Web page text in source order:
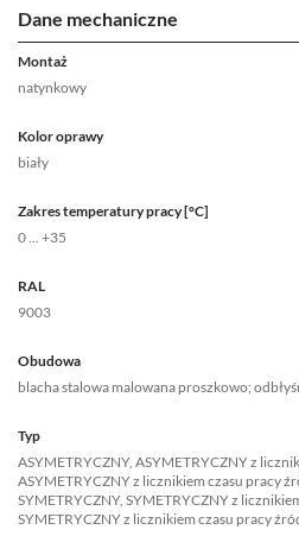
Dane mechaniczne
Montaż
natynkowy
Kolor oprawy
biały
Zakres temperatury pracy [°C]
0 ... +35
RAL
9003
Obudowa
blacha stalowa malowana proszkowo;
Typ
ASYMETRYCZNY, ASYMETRYCZNY z
ASYMETRYCZNY z licznikiem czasu pracy
SYMETRYCZNY, SYMETRYCZNY z
SYMETRYCZNY z licznikiem czasu pracy